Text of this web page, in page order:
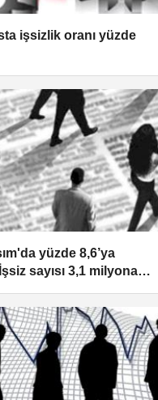
işsizlik oranı yüzde
yüzde 8,6’ya
sayısı 3,1 milyona